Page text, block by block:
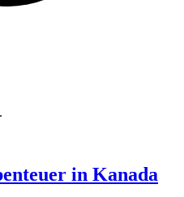
in Kanada